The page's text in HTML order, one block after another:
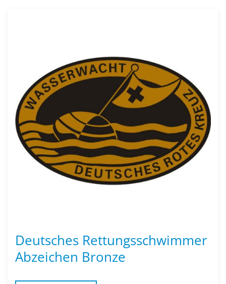
Deutsches Rettungs­schwimmer
Abzeichen Bronze